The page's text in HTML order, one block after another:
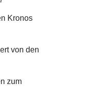
Kronos
von den
zum